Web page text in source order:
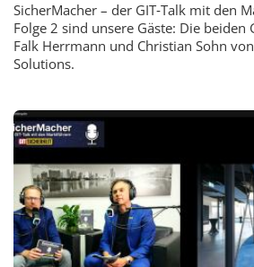
SicherMacher – der GIT‑Talk mit den
Folge 2 sind unsere Gäste: Die beiden
Falk Herrmann und Christian Sohn
Solutions.